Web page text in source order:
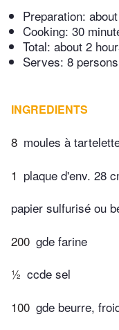
Preparation:
Cooking: 30
Total: about 2
Serves: 8 persons
INGREDIENTS
8 moules à
1 plaque d'env. 28
papier sulfurisé ou
200 gde farine
½ ccde sel
100 gde beurre,